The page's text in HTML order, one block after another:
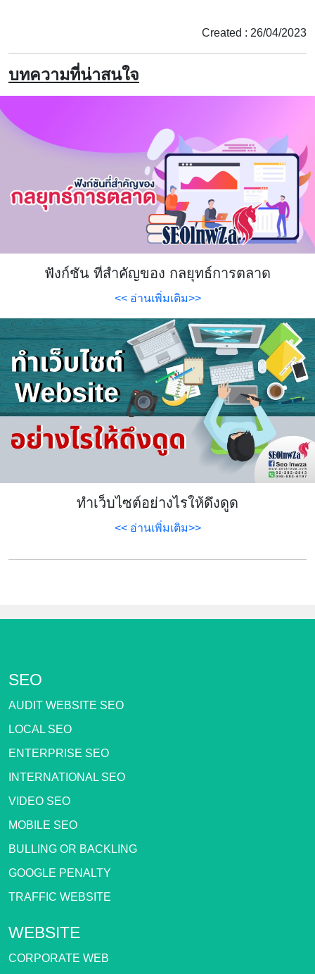
Created : 26/04/2023
บทความที่น่าสนใจ
ฟังก์ชัน ที่สำคัญของ กลยุทธ์การตลาด
<< อ่านเพิ่มเติม>>
ทำเว็บไซต์อย่างไรให้ดึงดูด
<< อ่านเพิ่มเติม>>
SEO
AUDIT WEBSITE SEO
LOCAL SEO
ENTERPRISE SEO
INTERNATIONAL SEO
VIDEO SEO
MOBILE SEO
BULLING OR BACKLING
GOOGLE PENALTY
TRAFFIC WEBSITE
WEBSITE
CORPORATE WEB